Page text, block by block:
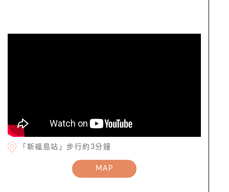
「新福島站」步行約3分鐘
MAP